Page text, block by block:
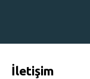
İletişim